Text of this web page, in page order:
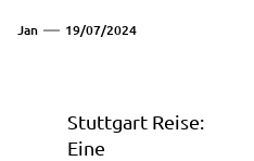
Jan 19/07/2024
Beitragsnavigation
Stuttgart Reise:
Eine